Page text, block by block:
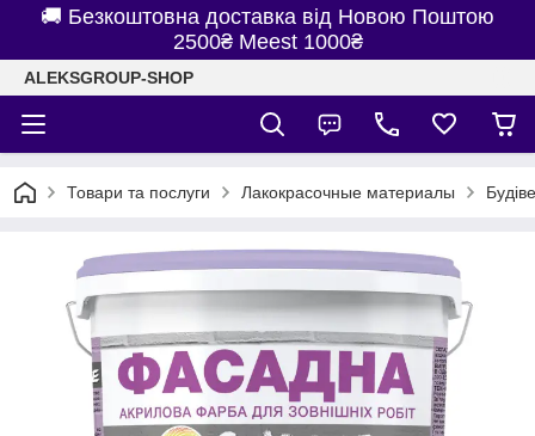
🚚 Безкоштовна доставка від Новою Поштою
2500₴ Meest 1000₴
ALEKSGROUP-SHOP
Товари та послуги Лакокрасочные материалы